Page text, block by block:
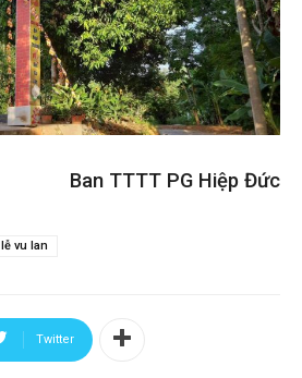
Ban TTTT PG Hiệp Đức
lễ vu lan
Twitter